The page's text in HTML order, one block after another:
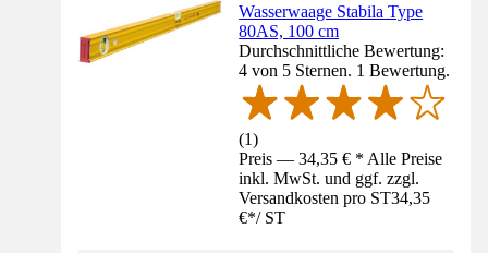
Wasserwaage Stabila Type
80AS, 100 cm
Durchschnittliche Bewertung:
4 von 5 Sternen. 1 Bewertung.
(1)
Preis — 34,35 € * Alle Preise
inkl. MwSt. und ggf. zzgl.
Versandkosten pro ST34,35
€*/ ST